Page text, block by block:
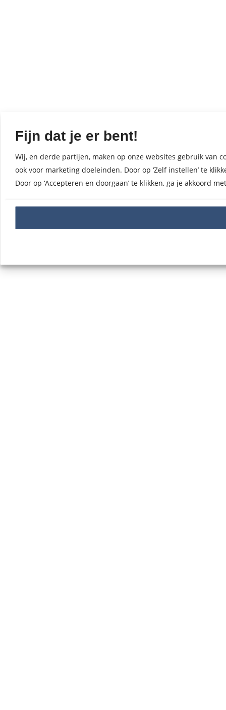
Fijn dat je er bent!
Wij, en derde partijen, maken op onze websites gebruik van
ook voor marketing doeleinden. Door op ‘Zelf instellen’ te
Door op ‘Accepteren en doorgaan’ te klikken, ga je akkoord